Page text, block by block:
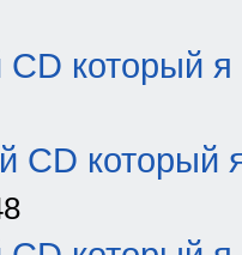
который я
CD который